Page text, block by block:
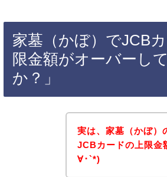
家墓（かぼ）でJCB
限金額がオーバーし
か？」
実は、家墓（かぼ）
JCBカードの上限金
∀･`*)